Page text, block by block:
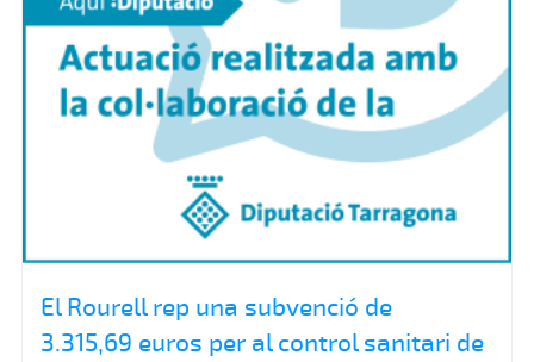
El Rourell rep una subvenció de
3.315,69 euros per al control sanitari de